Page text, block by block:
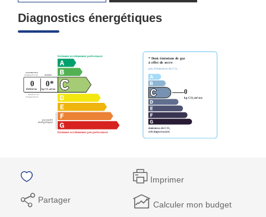
Diagnostics énergétiques
Imprimer
Partager Calculer mon budget